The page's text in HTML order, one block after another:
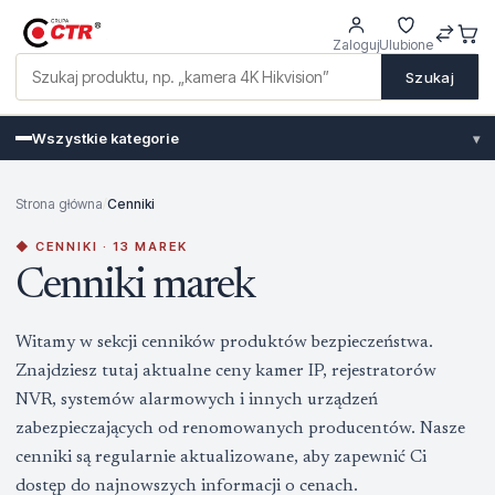
Szukaj
ZalogujUlubione
Wszystkie kategorie ▾
Strona główna/Cenniki
◆ CENNIKI · 13 MAREK
Cenniki marek
Witamy w sekcji cenników produktów bezpieczeństwa.
Znajdziesz tutaj aktualne ceny kamer IP, rejestratorów
NVR, systemów alarmowych i innych urządzeń
zabezpieczających od renomowanych producentów. Nasze
cenniki są regularnie aktualizowane, aby zapewnić Ci
dostęp do najnowszych informacji o cenach.